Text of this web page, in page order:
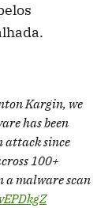
Kargin, we
has been
attack since
100+
a malware scan